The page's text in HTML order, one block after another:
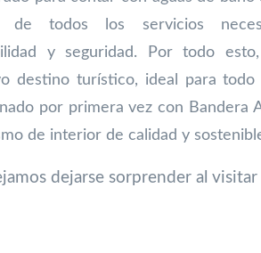
de todos los servicios
y seguridad. Por todo
destino turístico, ideal para
por primera vez con Bandera
de interior de calidad y
dejarse sorprender al